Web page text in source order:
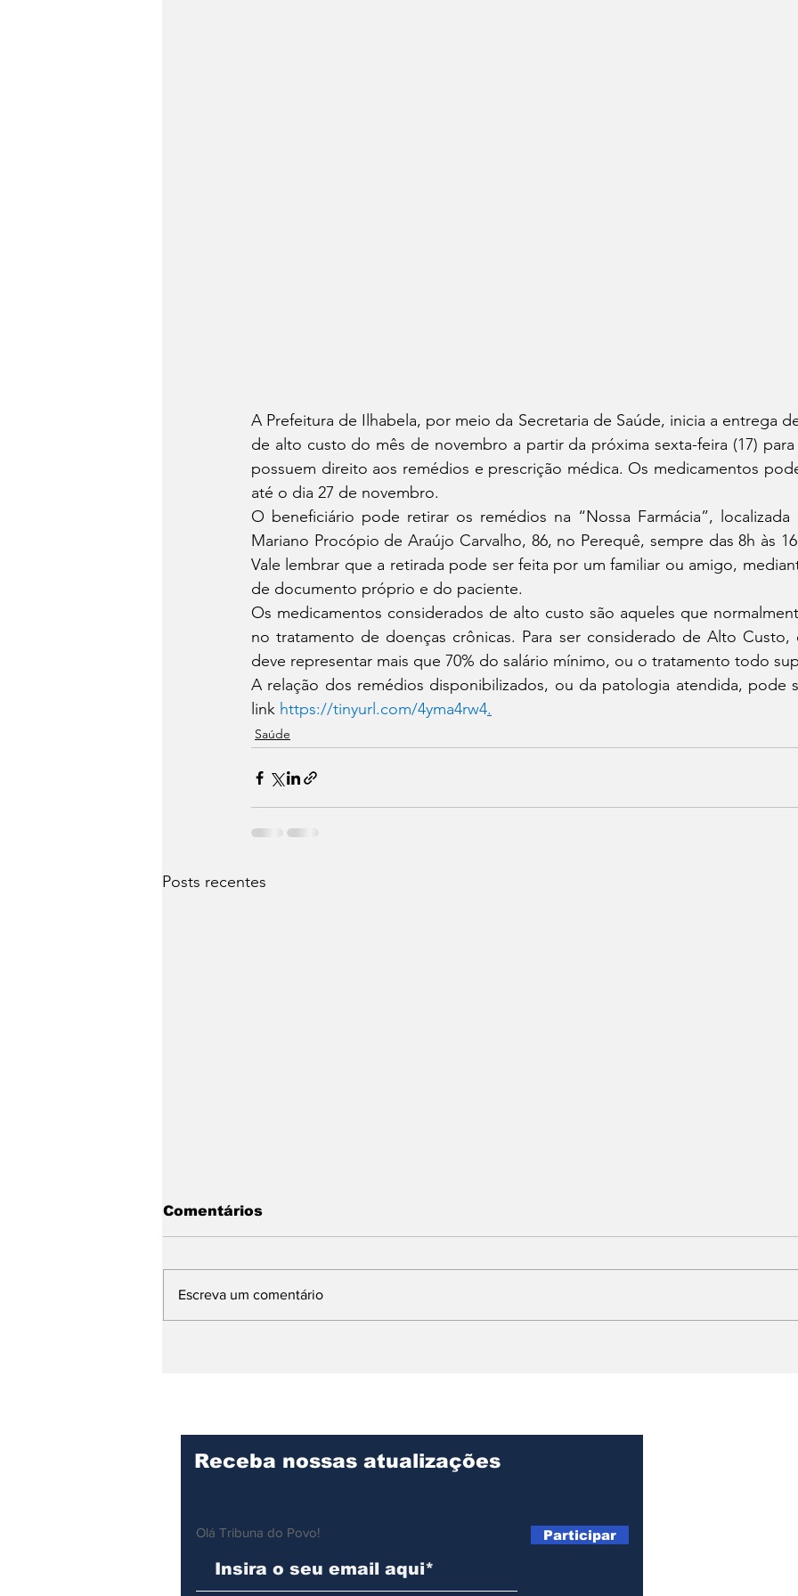
A Prefeitura de Ilhabela, por meio da Secretaria de Saúde, inicia a entrega
de alto custo do mês de novembro a partir da próxima sexta-feira (17) para
possuem direito aos remédios e prescrição médica. Os medicamentos
até o dia 27 de novembro.
O beneficiário pode retirar os remédios na “Nossa Farmácia”, localizada
Mariano Procópio de Araújo Carvalho, 86, no Perequê, sempre das 8h às
Vale lembrar que a retirada pode ser feita por um familiar ou amigo,
de documento próprio e do paciente.
Os medicamentos considerados de alto custo são aqueles que
no tratamento de doenças crônicas. Para ser considerado de Alto Custo,
deve representar mais que 70% do salário mínimo, ou o tratamento todo
A relação dos remédios disponibilizados, ou da patologia atendida, pode
link https://tinyurl.com/4yma4rw4.
Saúde
Posts recentes
Comentários
Escreva um comentário
Receba nossas atualizações
Olá Tribuna do Povo! Participar